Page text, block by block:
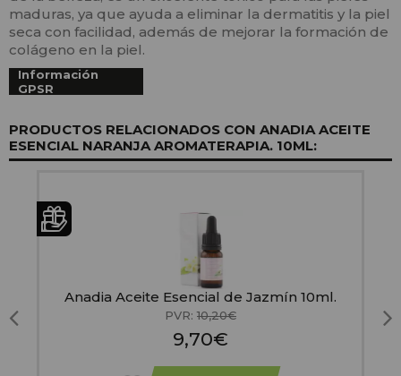
maduras, ya que ayuda a eliminar la dermatitis y la piel
seca con facilidad, además de mejorar la formación de
colágeno en la piel.
Información
GPSR
PRODUCTOS RELACIONADOS CON ANADIA ACEITE
ESENCIAL NARANJA AROMATERAPIA. 10ML:
Anadia Aceite Esencial de Jazmín 10ml.
PVR: 10,20€
9,70€